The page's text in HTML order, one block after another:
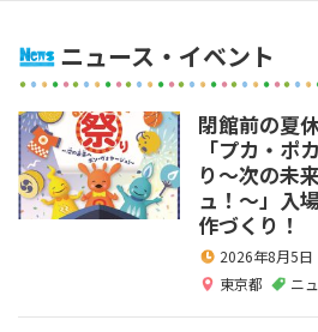
ニュース・イベント
閉館前の夏
「プカ・ポ
り～次の未
ュ！～」入
作づくり！
2026年8月5日
東京都
ニ